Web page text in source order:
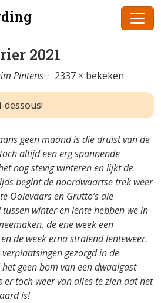
2021
Pintens · 2337 × bekeken
dessous!
geen maand is die druist van de
altijd een erg spannende
nog stevig winteren en lijkt de
begint de noordwaartse trek weer
Ooievaars en Grutto’s die
winter en lente hebben we in
de ene week een
de week erna stralend lenteweer.
gezorgd in de
geen bom van een dwaalgast
toch weer van alles te zien dat het
is!